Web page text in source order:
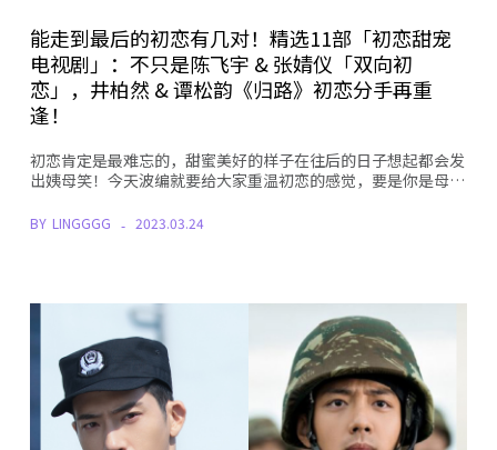
能走到最后的初恋有几对！精选11部「初恋甜宠
电视剧」：不只是陈飞宇 & 张婧仪「双向初
恋」，井柏然 & 谭松韵《归路》初恋分手再重
逢！
初恋肯定是最难忘的，甜蜜美好的样子在往后的日子想起都会发
出姨母笑！今天波编就要给大家重温初恋的感觉，要是你是母…
BY LINGGGG 2023.03.24